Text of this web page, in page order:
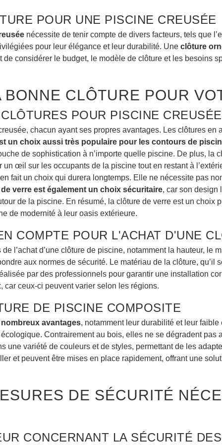
POUR UNE PISCINE CREUSÉE
nécessite de tenir compte de divers facteurs, tels que
pour leur élégance et leur durabilité. Une clôture
considérer le budget, le modèle de clôture et les besoins
CLÔTURE POUR
POUR PISCINE CREUSÉE
chacun ayant ses propres avantages. Les clôtures en
un choix aussi très populaire pour les contours de
de sophistication à n’importe quelle piscine. De plus, la
œil sur les occupants de la piscine tout en restant à
fait un choix qui durera longtemps. Elle ne nécessite pas
verre est également un choix sécuritaire, car son design
de la piscine. En résumé, la clôture de verre est un choix
de modernité à leur oasis extérieure.
COMPTE POUR L'ACHAT D'UNE
l’achat d’une clôture de piscine, notamment la hauteur, le
aux normes de sécurité. Le matériau de la clôture, qu’il
par des professionnels pour garantir une installation
ceux-ci peuvent varier selon les régions.
DE PISCINE COMPOSITE
avantages, notamment leur durabilité et leur
Contrairement au bois, elles ne se dégradent pas
une variété de couleurs et de styles, permettant de les
et peuvent être mises en place rapidement, offrant une
DE SÉCURITÉ
CONCERNANT LA SÉCURITÉ